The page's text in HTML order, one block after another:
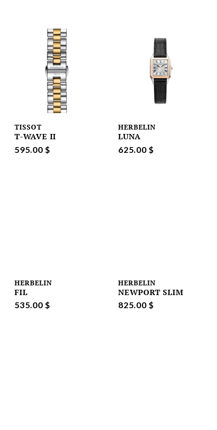
TISSOT
T-WAVE II
595.00 $
HERBELIN
LUNA
625.00 $
HERBELIN
FIL
535.00 $
HERBELIN
NEWPORT SLIM
825.00 $